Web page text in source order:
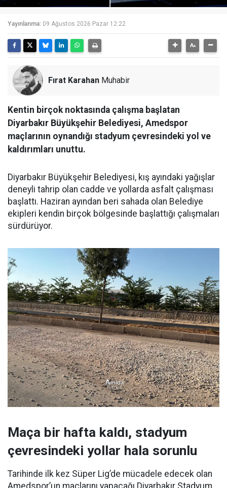
Yayınlanma: 09 Ağustos 2026 Pazar 12:22
Fırat Karahan Muhabir
Kentin birçok noktasında çalışma başlatan
Diyarbakır Büyükşehir Belediyesi, Amedspor
maçlarının oynandığı stadyum çevresindeki yol ve
kaldırımları unuttu.
Diyarbakır Büyükşehir Belediyesi, kış ayındaki yağışlar
deneyli tahrip olan cadde ve yollarda asfalt çalışması
başlattı. Haziran ayından beri sahada olan Belediye
ekipleri kendin birçok bölgesinde başlattığı çalışmaları
sürdürüyor.
Maça bir hafta kaldı, stadyum
çevresindeki yollar hala sorunlu
Tarihinde ilk kez Süper Lig’de mücadele edecek olan
Amedspor’un maçlarını yapacağı Diyarbakır Stadyum